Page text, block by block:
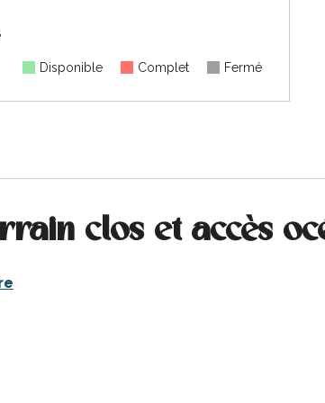
Disponible
Complet Fermé
clos et accès